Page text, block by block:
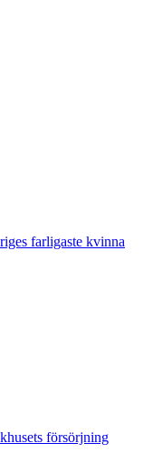
farligaste kvinna
försörjning